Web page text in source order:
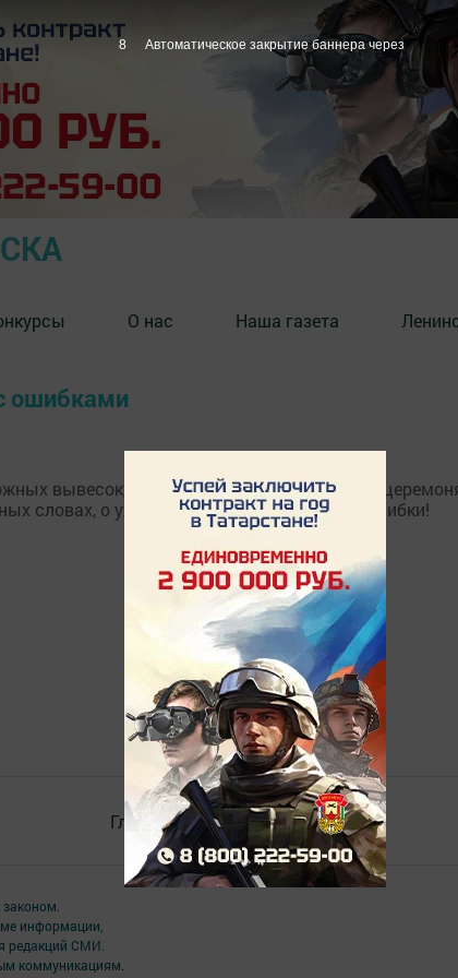
О нас Наша газета
ошибками
вывесок, билбордов в нашем городе не
словах, о ужас, даже орфографические ошибки!
Главная Контакты Разное
информации,
редакций СМИ.
коммуникациям.
7 Автоматическое закрытие баннера через